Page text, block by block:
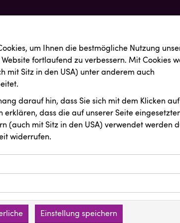
um Ihnen die best­mögliche Nutzung
fortlaufend zu verbessern. Mit Cookies
mit Sitz in den USA) unter anderem auch
darauf hin, dass Sie sich mit dem Klicken auf
dass die auf unserer Seite
(auch mit Sitz in den USA) verwendet werden
widerrufen.
grundlegende Funktionen und sind für die
Diese Cookies speichern keine
übermittelt.
Website nutzen.
Einstellung speichern